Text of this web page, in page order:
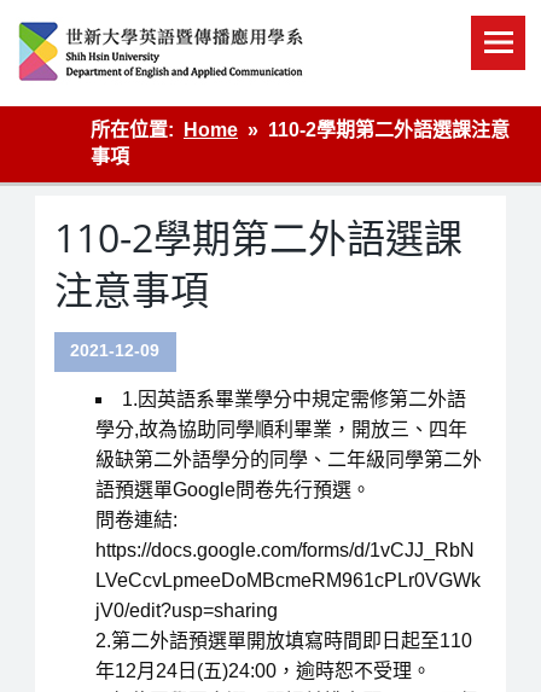
content
英語傳播
所在位置:
Home
110-2學期第二外語選課注意
事項
110-2學期第二外語選課
注意事項
2021-12-09
1.因英語系畢業學分中規定需修第二外語
學分,故為協助同學順利畢業，開放三、四年
級缺第二外語學分的同學、二年級同學第二外
語預選單Google問卷先行預選。
問卷連結:
https://docs.google.com/forms/d/1vCJJ_RbN
LVeCcvLpmeeDoMBcmeRM961cPLr0VGWk
jV0/edit?usp=sharing
2.第二外語預選單開放填寫時間即日起至110
年12月24日(五)24:00，逾時恕不受理。